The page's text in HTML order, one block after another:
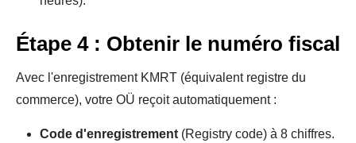
Étape 4 : Obtenir le numéro fiscal
Avec l'enregistrement KMRT (équivalent registre du
commerce), votre OÜ reçoit automatiquement :
Code d'enregistrement (Registry code) à 8 chiffres.